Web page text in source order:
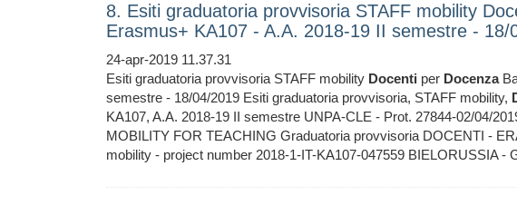
8. Esiti graduatoria provvisoria STAFF mobility
Erasmus+ KA107 - A.A. 2018-19 II semestre - 18/
24-apr-2019 11.37.31
Esiti graduatoria provvisoria STAFF mobility Docenti per Docenza
semestre - 18/04/2019 Esiti graduatoria provvisoria, STAFF mobility,
KA107, A.A. 2018-19 II semestre UNPA-CLE - Prot. 27844-02/04/
MOBILITY FOR TEACHING Graduatoria provvisoria DOCENTI -
mobility - project number 2018-1-IT-KA107-047559 BIELORUSSIA -